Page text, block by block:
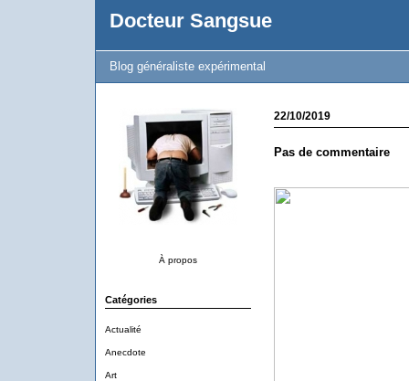
Docteur Sangsue
Blog généraliste expérimental
À propos
Catégories
Actualité
Anecdote
Art
22/10/2019
Pas de commentaire